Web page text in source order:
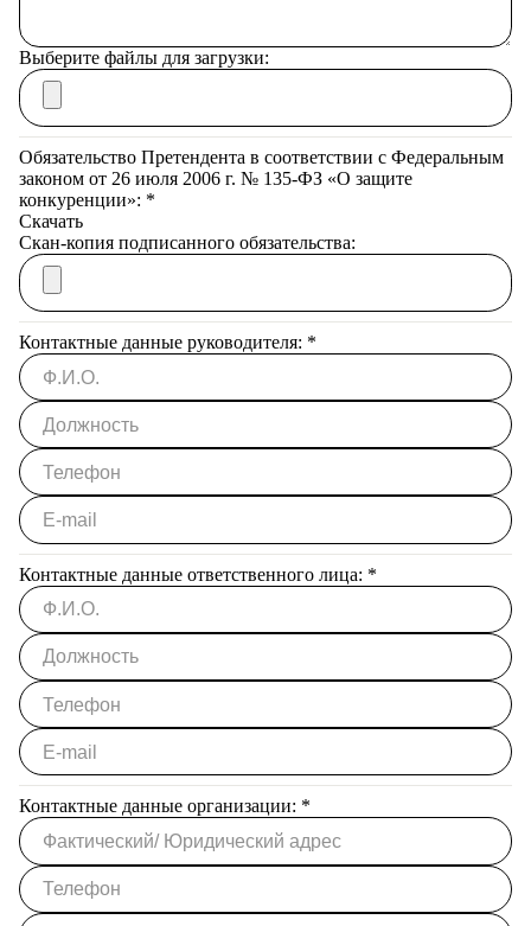
Выберите файлы для загрузки:
Обязательство Претендента в соответствии с Федеральным
законом от 26 июля 2006 г. № 135-ФЗ «О защите
конкуренции»: *
Скачать
Скан-копия подписанного обязательства:
Контактные данные руководителя: *
Контактные данные ответственного лица: *
Контактные данные организации: *